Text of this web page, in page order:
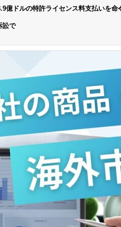
億ドルの特許ライセンス料支払いを命
訟で